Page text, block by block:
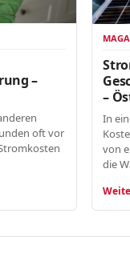
–
oft vor
–
In
von
die